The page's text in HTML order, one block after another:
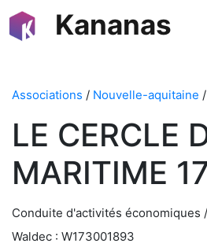
Kananas
Associations / Nouvelle-aquitaine /
LE CERCLE
MARITIME 17
Conduite d'activités économiques /
Waldec : W173001893